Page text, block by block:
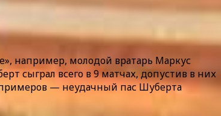
например, молодой вратарь Маркус
сыграл всего в 9 матчах, допустив в них
— неудачный пас Шуберта